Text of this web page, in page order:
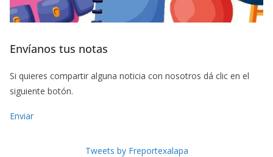
Envíanos tus notas
Si quieres compartir alguna noticia con nosotros dá clic en el
siguiente botón.
Enviar
Tweets by Freportexalapa